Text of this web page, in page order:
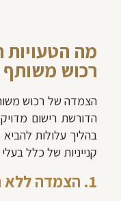
מה
רכוש משותף
הצמדה של רכוש
הדורשת רישום
בהליך עלולות
קנייניות של כלל
1. הצמדה ללא רישום בטאבו